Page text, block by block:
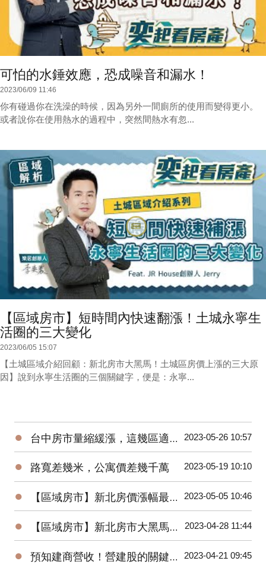
可怕的水錘效應，恐成噪音和漏水！
2023/06/09 11:46
你有碰過你在洗澡的時候，因為另外一間廁所的使用而變得更小。
或者說你在使用熱水的過程中，突然間熱水有忽...
【區域房市】短時間內快速翻漲！土城永寧生
活圈的三大變化
2023/06/05 15:07
【土城區域介紹回顧：新北房市大黑馬！土城區房價上漲的三大原
因】說到永寧生活圈的三個關鍵字，便是：永寧...
● 台中房市量縮緩漲，這幾區適合進場！台中海線 | 水湳 | 烏日 | 北屯 | 台中市政府 2023-05-26 10:57
● 路寬差幾米，公寓價差幾千萬 2023-05-19 10:10
● 【區域房市】新北房價漲幅最高–土城暫緩重劃區 2023-05-05 10:46
● 【區域房市】新北房市大黑馬！土城區房價上漲的三大原因？ 2023-04-28 11:44
● 預知建商營收！營建股的關鍵指標與操作秘訣 2023-04-21 09:45